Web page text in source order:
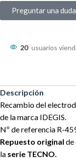
Preguntar una duda
20 usuarios
Descripción
Recambio del
de la marca IDEGIS.
Nº de referencia R-
Repuesto original de
la serie TECNO.